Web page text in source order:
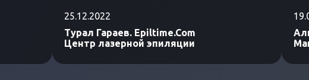
25.12.2022
Турал Гараев. Epiltime.Com
Центр лазерной эпиляции